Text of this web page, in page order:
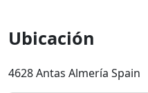
Ubicación
4628 Antas Almería Spain